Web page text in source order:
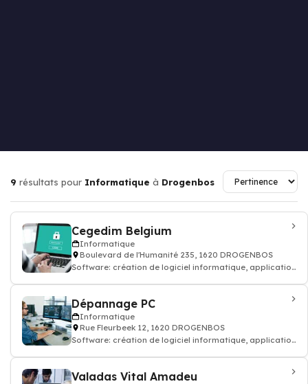
9 résultats pour Informatique à Drogenbos
Cegedim Belgium
Informatique
Boulevard de l'Humanité 235, 1620 DROGENBOS
Software: création de logiciel informatique, application
Dépannage PC
Informatique
Rue Fleurbeek 12, 1620 DROGENBOS
Software: création de logiciel informatique, application
Valadas Vital Amadeu